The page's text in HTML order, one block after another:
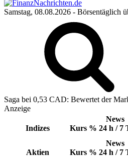
Samstag, 08.08.2026 - Börsentäglich
Saga bei 0,53 CAD: Bewertet der
Anzeige
Indizes Kurs %
News
24 h / 7
Aktien Kurs %
News
24 h / 7